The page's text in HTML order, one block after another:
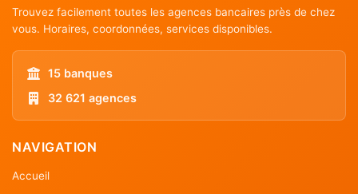
Trouvez facilement toutes les agences bancaires près de chez
vous. Horaires, coordonnées, services disponibles.
15 banques
32 621 agences
NAVIGATION
Accueil